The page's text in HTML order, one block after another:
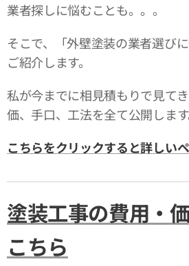
業者探しに悩むことも。。。
そこで、「外壁塗装の業者選び
ご紹介します。
私が今までに相見積もりで見て
価、手口、工法を全て公開しま
こちらをクリックすると詳しい
塗装工事の費用・
こちら